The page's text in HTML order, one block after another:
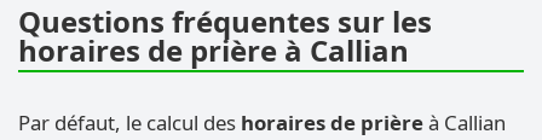
Questions fréquentes sur les
horaires de prière à Callian
Par défaut, le calcul des horaires de prièreà Callian